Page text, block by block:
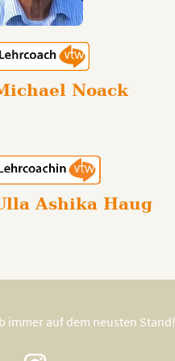
Noack
Ashika Haug
immer auf dem neusten Stand!